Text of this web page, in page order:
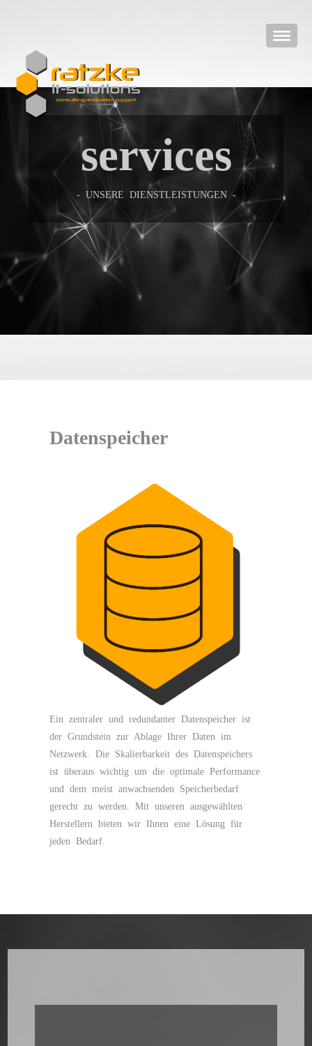
services
- UNSERE DIENSTLEISTUNGEN -
Datenspeicher
Ein zentraler und redundanter Datenspeicher ist
der Grundstein zur Ablage Ihrer Daten im
Netzwerk. Die Skalierbarkeit des Datenspeichers
ist überaus wichtig um die optimale Performance
und dem meist anwachsenden Speicherbedarf
gerecht zu werden. Mit unseren ausgewählten
Herstellern bieten wir Ihnen eine Lösung für
jeden Bedarf.